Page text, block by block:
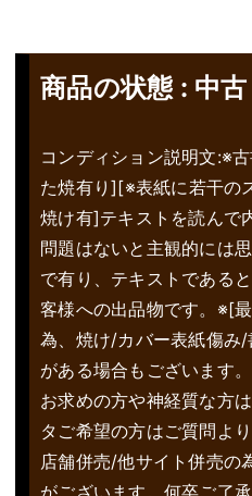
商品の状態 : 中
コンディション説明文:※
た焼有り][※表紙に若干の
焼け有]テキストを読んで
問題はないと主観的には
で有り、テキストである
客様への出品物です。※[
為、焼け/カバー表紙傷み
がある場合もございます
お求めの方や神経質な方
タご希望の方はご質問よ
店舗併売/他サイト併売の
がございます。何卒ご了